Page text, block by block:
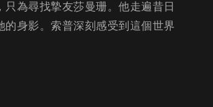
為尋找摯友莎曼珊。他走遍昔日
身影。索普深刻感受到這個世界